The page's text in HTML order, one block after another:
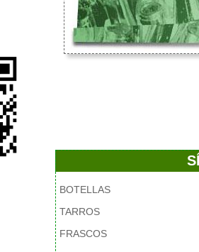
BOTELLAS
TARROS
FRASCOS